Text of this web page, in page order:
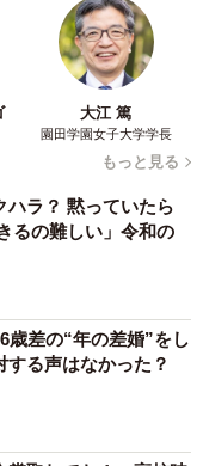
大江 篤
園田学園女子大学学長
もっと見る
ハラ？ 黙っていたら
るの難しい」令和の
歳差の“年の差婚”をし
る声はなかった？